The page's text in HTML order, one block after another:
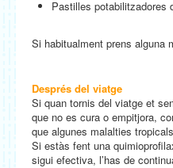
Pastilles potabilitzadores
Si habitualment prens alguna
Després del viatge
Si quan tornis del viatge et
que no es cura o empitjora,
que algunes malalties
Si estàs fent una
sigui efectiva, l’has de